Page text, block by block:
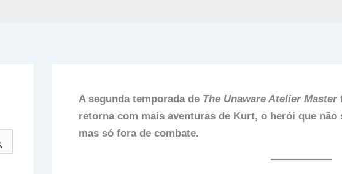
A segunda temporada de The Unaware Atelier Master
retorna com mais aventuras de Kurt, o herói que
mas só fora de combate.